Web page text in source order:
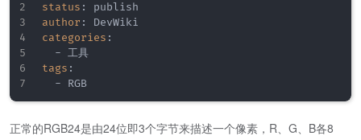
status :
author :
categories :
-
tags :
- RGB
正常的RGB24是由24位即3个字节来描述一个像素，R、G、B各8